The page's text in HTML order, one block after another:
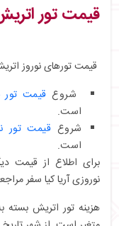
قیمت تور
قیمت تورهای نوروز اتریش در سال
شروع قیمت تور
است.
شروع قیمت تور
است.
برای اطلاع از قیمت
نوروزی آریا کیا سفر
هزینه تور اتریش